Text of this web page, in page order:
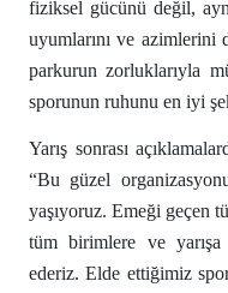
fiziksel gücünü değil,
uyumlarını ve azimlerini
parkurun zorluklarıyla
sporunun ruhunu en iyi
Yarış sonrası
“Bu güzel
yaşıyoruz. Emeği geçen
tüm birimlere ve yarışa
ederiz. Elde ettiğimiz